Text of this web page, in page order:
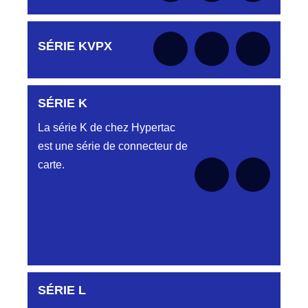
Aucune pièce disponible pour cette série pour
le moment
SÉRIE KVPX
Aucune pièce disponible pour cette série pour
SÉRIE K
La série K de chez Hypertac
est une série de connecteur de
carte.
Aucune pièce disponible pour cette série pour
SÉRIE L